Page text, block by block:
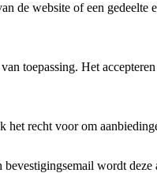
de website of een gedeelte
toepassing. Het
recht voor om
wordt